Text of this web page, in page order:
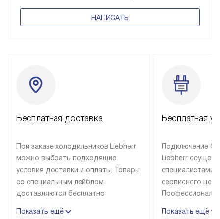
НАПИСАТЬ
Бесплатная доставка
При заказе холодильников Liebherr
можно выбрать подходящие
условия доставки и оплаты. Товары
со специальным лейблом
доставляются бесплатно
до подъезда, выезд за МКАД
Показать ещё
Бесплатная
Подключение
Liebherr
специалистами
сервисного
эксплуатации
Показать ещё